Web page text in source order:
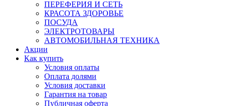
ПЕРЕФЕРИЯ И СЕТЬ
КРАСОТА ЗДОРОВЬЕ
ПОСУДА
ЭЛЕКТРОТОВАРЫ
АВТОМОБИЛЬНАЯ ТЕХНИКА
Акции
Как купить
Условия оплаты
Оплата долями
Условия доставки
Гарантия на товар
Публичная оферта